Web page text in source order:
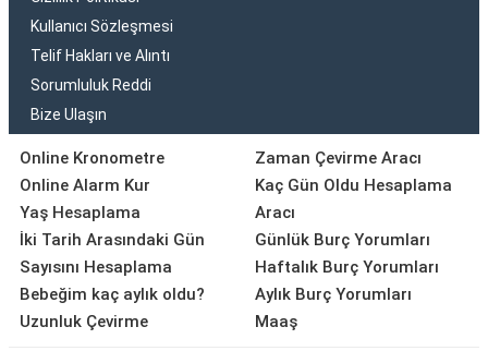
Kullanıcı Sözleşmesi
Telif Hakları ve Alıntı
Sorumluluk Reddi
Bize Ulaşın
Online Kronometre
Online Alarm Kur
Yaş Hesaplama
İki Tarih Arasındaki Gün
Sayısını Hesaplama
Bebeğim kaç aylık oldu?
Uzunluk Çevirme
Zaman Çevirme Aracı
Kaç Gün Oldu Hesaplama
Aracı
Günlük Burç Yorumları
Haftalık Burç Yorumları
Aylık Burç Yorumları
Maaş